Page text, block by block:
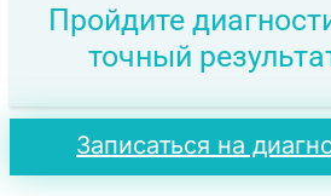
Пройдите
точный
Записаться на